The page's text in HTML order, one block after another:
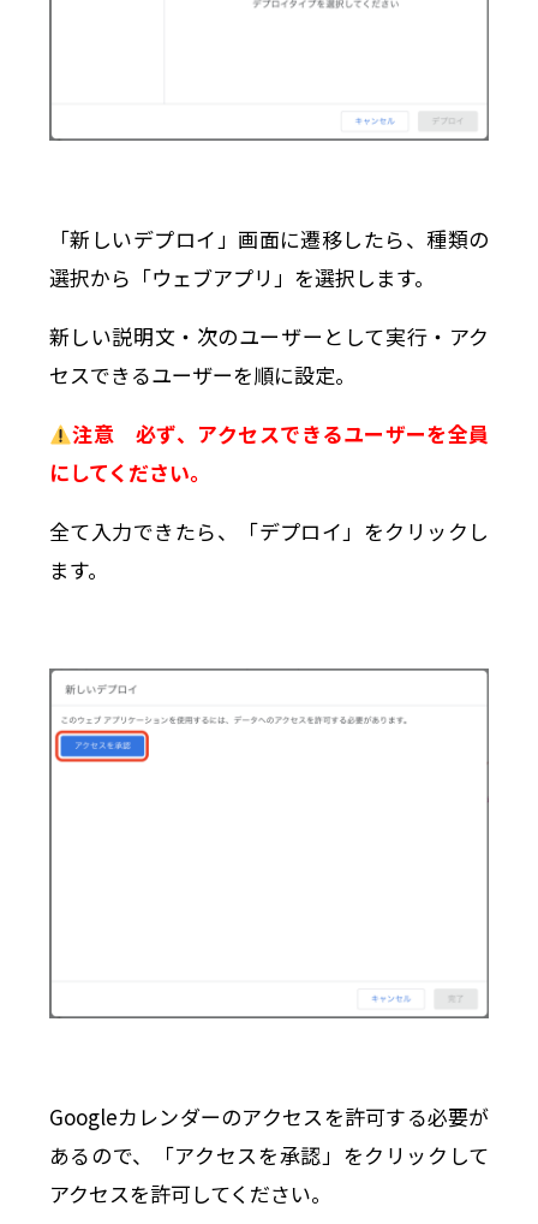
「新しいデプロイ」画面に遷移したら、種類の
選択から「ウェブアプリ」を選択します。
新しい説明文・次のユーザーとして実行・アク
セスできるユーザーを順に設定。
注意
必ず、アクセスできるユーザーを全員
にしてください。
全て入力できたら、「デプロイ」をクリックし
ます。
Googleカレンダーのアクセスを許可する必要が
あるので、「アクセスを承認」をクリックして
アクセスを許可してください。